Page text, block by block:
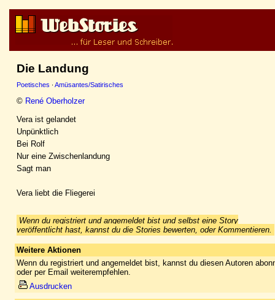
Die Landung
Poetisches · Amüsantes/Satirisches
© René Oberholzer
Vera ist gelandet
Unpünktlich
Bei Rolf
Nur eine Zwischenlandung
Sagt man
Vera liebt die Fliegerei
Wenn du registriert und angemeldet bist und selbst eine Story
veröffentlicht hast, kannst du die Stories bewerten, oder Kommentieren.
Weitere Aktionen
Wenn du registriert und angemeldet bist, kannst du diesen Autoren
oder per Email weiterempfehlen.
Ausdrucken